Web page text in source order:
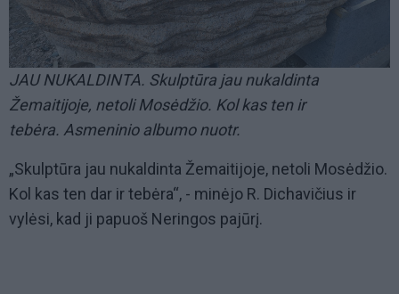
JAU NUKALDINTA. Skulptūra jau nukaldinta
Žemaitijoje, netoli Mosėdžio. Kol kas ten ir
tebėra. Asmeninio albumo nuotr.
„Skulptūra jau nukaldinta Žemaitijoje, netoli Mosėdžio.
Kol kas ten dar ir tebėra“, - minėjo R. Dichavičius ir
vylėsi, kad ji papuoš Neringos pajūrį.